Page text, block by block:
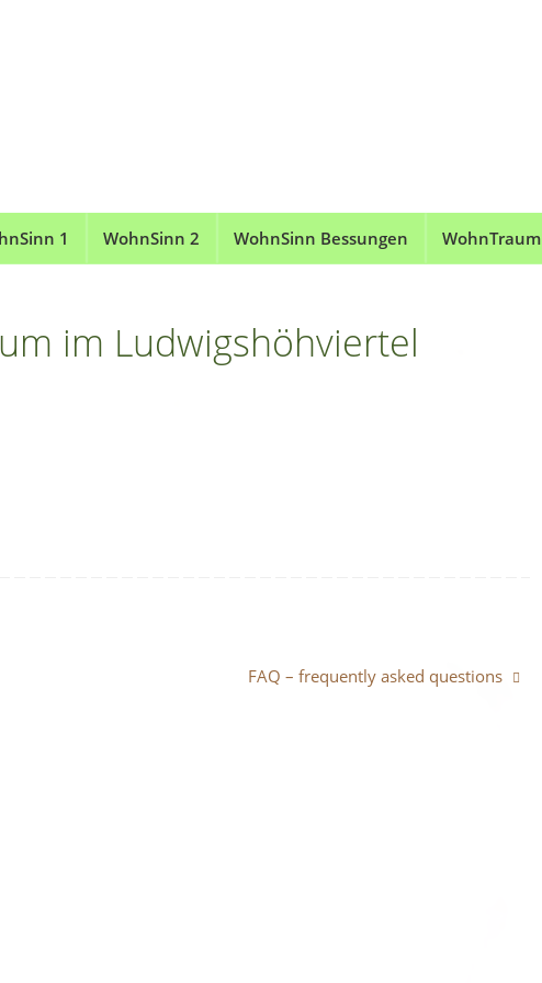
1 WohnSinn 2 WohnSinn Bessungen WohnTraum
im Ludwigshöhviertel
FAQ – frequently asked questions